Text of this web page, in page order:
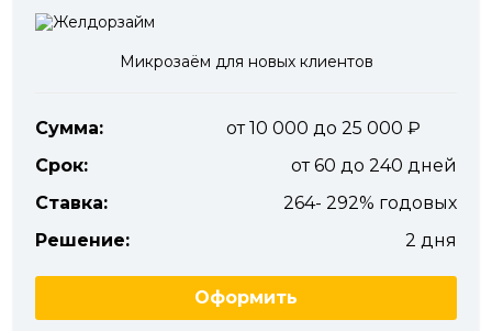
Микрозаём для новых клиентов
Сумма:
от 10 000 до 25 000
Срок:
от 60 до 240 дней
Ставка:
264- 292% годовых
Решение:
2 дня
Оформить